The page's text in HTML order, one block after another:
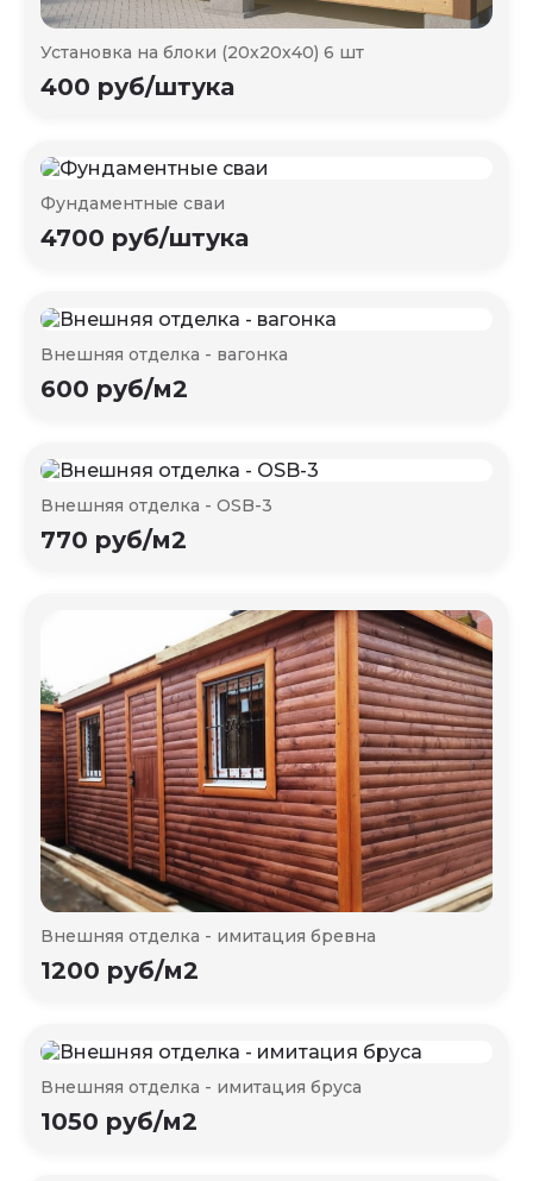
Установка на блоки (20х20х40) 6 шт
400 руб/штука
Фундаментные сваи
4700 руб/штука
Внешняя отделка - вагонка
600 руб/м2
Внешняя отделка - OSB-3
770 руб/м2
Внешняя отделка - имитация бревна
1200 руб/м2
Внешняя отделка - имитация бруса
1050 руб/м2